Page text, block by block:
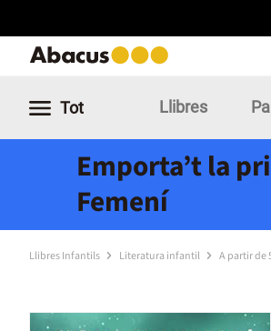
Tot Llibres
Emporta’t la
Femení
Llibres Infantils Literatura infantil A partir de